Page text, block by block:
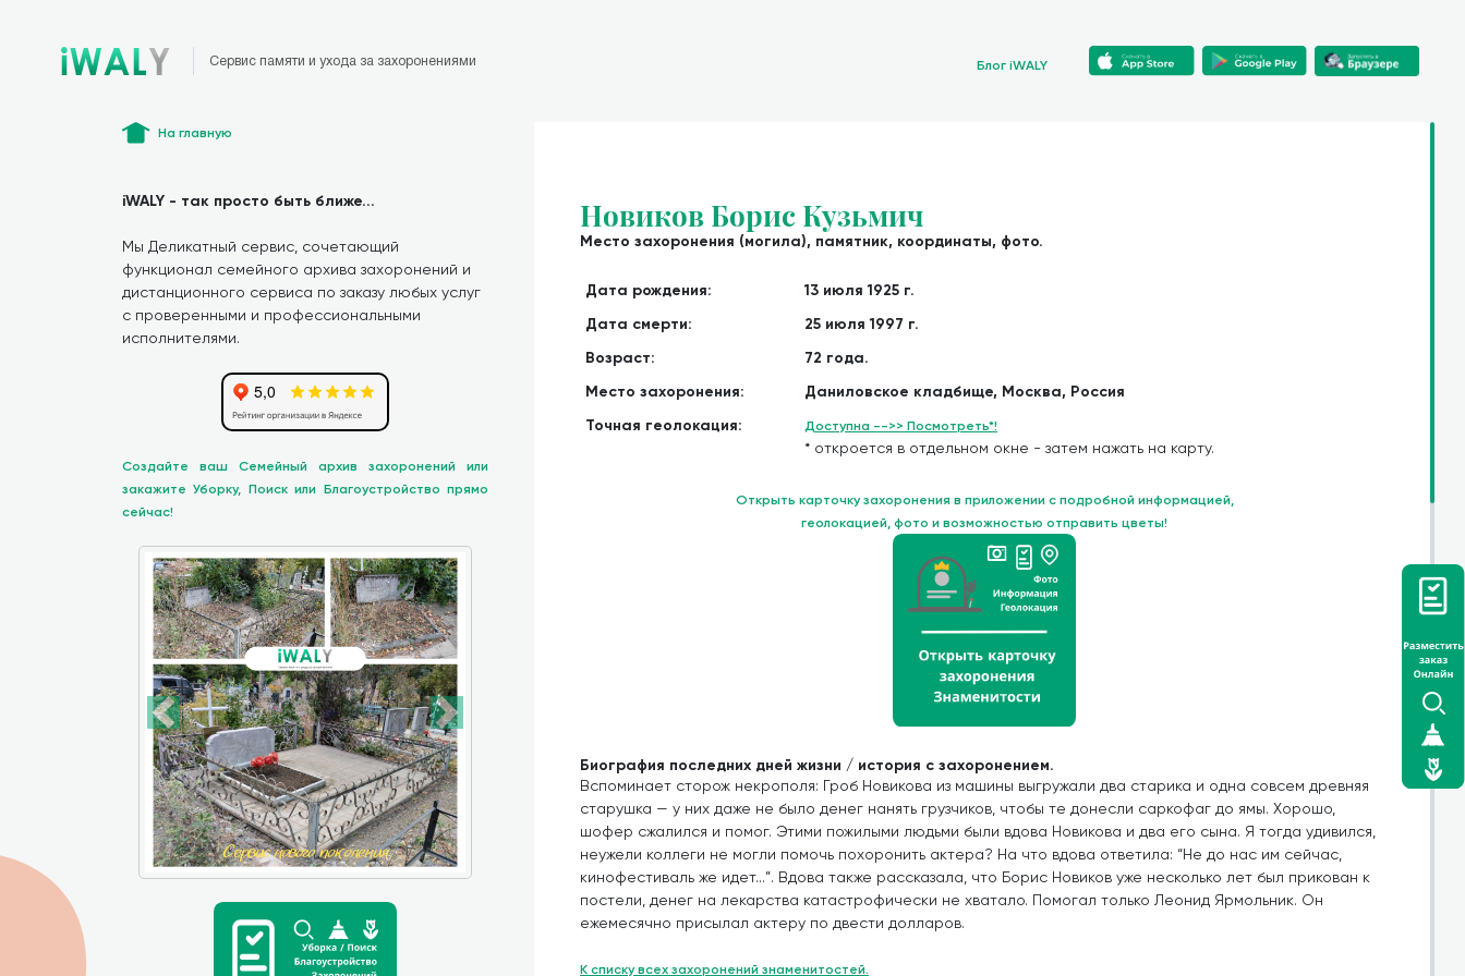
Сервис памяти и ухода за захоронениями Блог iWALY
На главную
iWALY - так просто быть ближе...
Мы Деликатный сервис, сочетающий
функционал семейного архива захоронений и
дистанционного сервиса по заказу любых услуг
с проверенными и профессиональными
исполнителями.
Создайте ваш Семейный архив захоронений или
закажите Уборку, Поиск или Благоустройство прямо
сейчас!
Новиков Борис Кузьмич
Место захоронения (могила), памятник, координаты, фото.
Дата рождения:
13 июля 1925 г.
Дата смерти:
25 июля 1997 г.
Возраст:
72 года.
Место захоронения:
Даниловское кладбище, Москва, Россия
Точная геолокация:
Доступна -->> Посмотреть*!
* откроется в отдельном окне - затем нажать на карту.
Открыть карточку захоронения в приложении с подробной информацией,
геолокацией, фото и возможностью отправить цветы!
Биография последних дней жизни / история с захоронением.
Вспоминает сторож некрополя: Гроб Новикова из машины выгружали два старика и одна совсем древняя
старушка — у них даже не было денег нанять грузчиков, чтобы те донесли саркофаг до ямы. Хорошо,
шофер сжалился и помог. Этими пожилыми людьми были вдова Новикова и два его сына. Я тогда удивился,
неужели коллеги не могли помочь похоронить актера? На что вдова ответила: “Не до нас им сейчас,
кинофестиваль же идет...”. Вдова также рассказала, что Борис Новиков уже несколько лет был прикован к
постели, денег на лекарства катастрофически не хватало. Помогал только Леонид Ярмольник. Он
ежемесячно присылал актеру по двести долларов.
К списку всех захоронений знаменитостей.